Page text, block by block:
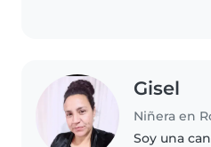
Gisel
Niñera en
Soy una